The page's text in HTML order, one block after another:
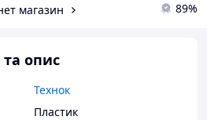
магазин 89%
опис
Технок
Пластик